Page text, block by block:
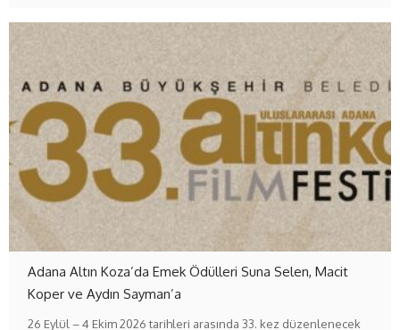
Adana Altın Koza’da Emek Ödülleri Suna Selen, Macit
Koper ve Aydın Sayman’a
26 Eylül – 4 Ekim 2026 tarihleri arasında 33. kez düzenlenecek